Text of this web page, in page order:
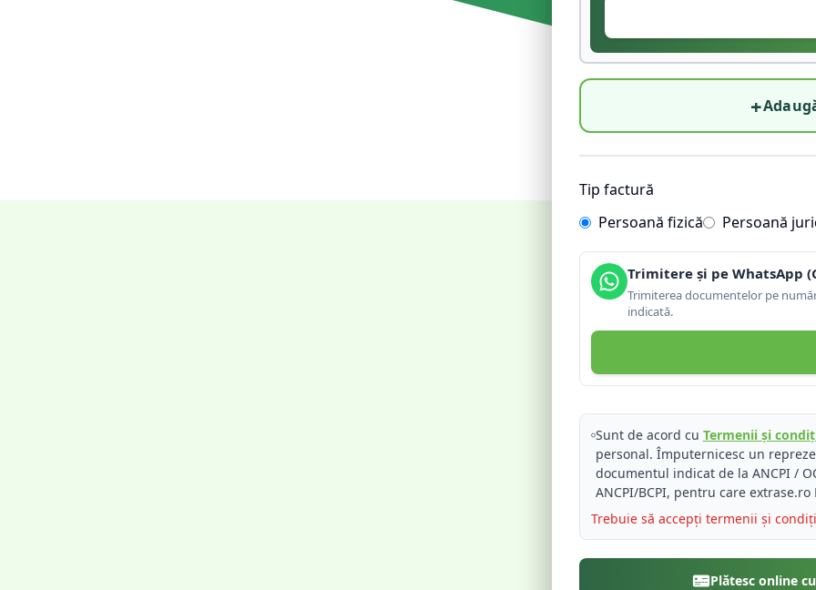
+
Tip factură
Persoană fizică
Persoană
Trimitere și pe WhatsApp
Trimiterea documentelor pe
indicată.
Sunt de acord cu Termenii și
personal. Împuternicesc un
documentul indicat de la ANCPI /
ANCPI/BCPI, pentru care
Trebuie să accepți termenii și
Plătesc online